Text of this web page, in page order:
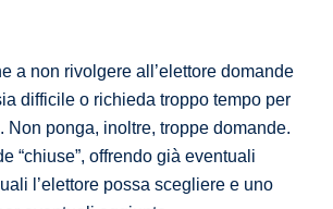
a non rivolgere all’elettore domande
difficile o richieda troppo tempo per
Non ponga, inoltre, troppe domande.
“chiuse”, offrendo già eventuali
l’elettore possa scegliere e uno